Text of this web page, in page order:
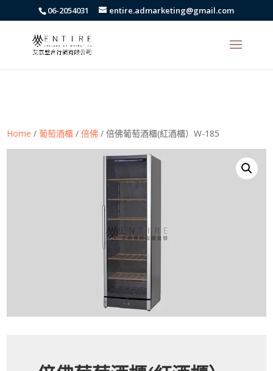
body{font-family: arial,"Microsoft JhengHei","微軟正黑體",sans-serif
!important;}
06-2054031 entire.admarketing@gmail.com
Home /葡萄酒櫃 /倍佛 / 倍佛葡萄酒櫃(紅酒櫃）W-185